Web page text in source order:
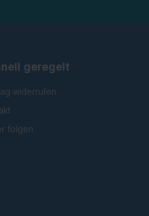
geregelt
widerrufen
folgen